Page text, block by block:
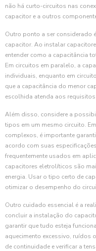
não há curto-circuitos nas
capacitor e a outros
Outro ponto a ser considerado
capacitor. Ao instalar
entender como a capacitância
Em circuitos em paralelo, a
individuais, enquanto em
que a capacitância do menor
escolhida atenda aos
Além disso, considere a
tipos em um mesmo circuito.
complexos, é importante
acordo com suas
frequentemente usados em
capacitores eletrolíticos são
energia. Usar o tipo certo de
otimizar o desempenho do
Outro cuidado essencial é a
concluir a instalação do
garantir que tudo esteja
aquecimento excessivo, ruídos
de continuidade e verificar a